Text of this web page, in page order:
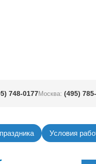
748-0177Москва: (495)
Условия
уп